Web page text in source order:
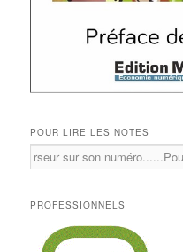
POUR LIRE LES NOTES
PROFESSIONNELS